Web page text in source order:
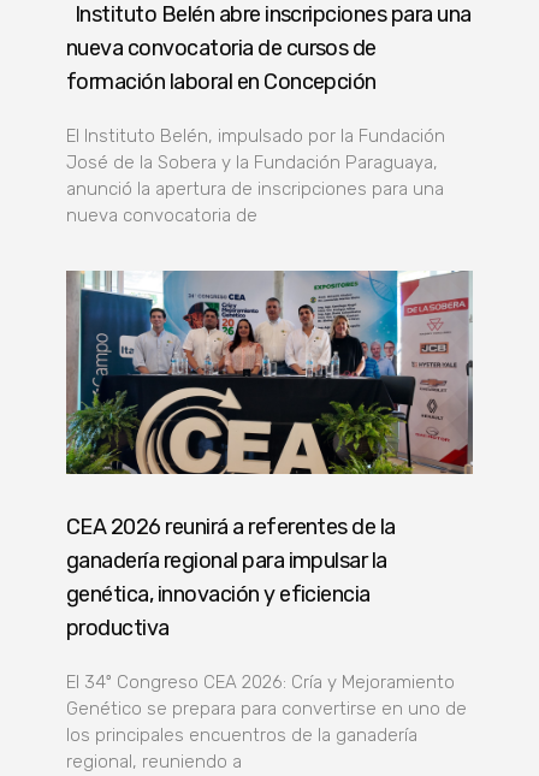
Instituto Belén abre inscripciones para una
nueva convocatoria de cursos de
formación laboral en Concepción
El Instituto Belén, impulsado por la Fundación
José de la Sobera y la Fundación Paraguaya,
anunció la apertura de inscripciones para una
nueva convocatoria de
CEA 2026 reunirá a referentes de la
ganadería regional para impulsar la
genética, innovación y eficiencia
productiva
El 34º Congreso CEA 2026: Cría y Mejoramiento
Genético se prepara para convertirse en uno de
los principales encuentros de la ganadería
regional, reuniendo a